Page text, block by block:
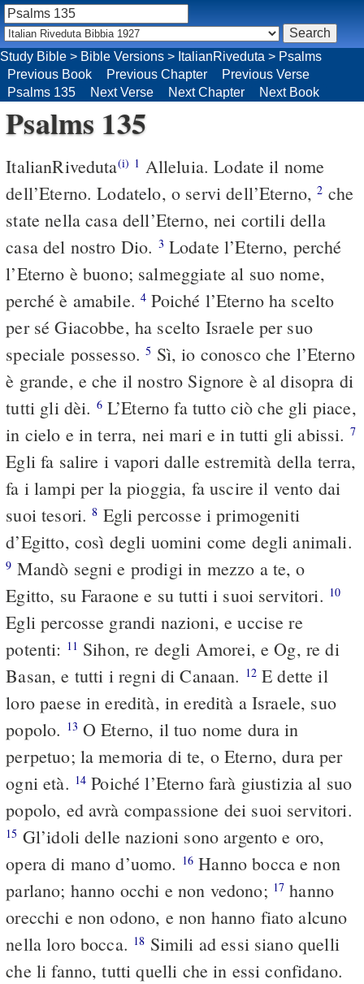
Study Bible > Bible Versions > ItalianRiveduta > Psalms
Previous Book
Previous Chapter
Previous Verse
Psalms 135
Next Verse Next Chapter Next Book
Psalms 135
ItalianRiveduta(i) 1 Alleluia. Lodate il nome
dell’Eterno. Lodatelo, o servi dell’Eterno,2 che
state nella casa dell’Eterno, nei cortili della
casa del nostro Dio. 3 Lodate l’Eterno, perché
l’Eterno è buono; salmeggiate al suo nome,
perché è amabile.4 Poiché l’Eterno ha scelto
per sé Giacobbe, ha scelto Israele per suo
speciale possesso.5 Sì, io conosco che l’Eterno
è grande, e che il nostro Signore è al disopra di
tutti gli dèi. 6L’Eterno fa tutto ciò che gli piace,
in cielo e in terra, nei mari e in tutti gli abissi. 7
Egli fa salire i vapori dalle estremità della terra,
fa i lampi per la pioggia, fa uscire il vento dai
suoi tesori.8 Egli percosse i primogeniti
d’Egitto, così degli uomini come degli animali.
9 Mandò segni e prodigi in mezzo a te, o
Egitto, su Faraone e su tutti i suoi servitori. 10
Egli percosse grandi nazioni, e uccise re
potenti: 11 Sihon, re degli Amorei, e Og, re di
Basan, e tutti i regni di Canaan. 12 E dette il
loro paese in eredità, in eredità a Israele, suo
popolo. 13 O Eterno, il tuo nome dura in
perpetuo; la memoria di te, o Eterno, dura per
ogni età. 14 Poiché l’Eterno farà giustizia al suo
popolo, ed avrà compassione dei suoi servitori.
15 Gl’idoli delle nazioni sono argento e oro,
opera di mano d’uomo. 16 Hanno bocca e non
parlano; hanno occhi e non vedono; 17 hanno
orecchi e non odono, e non hanno fiato alcuno
nella loro bocca. 18 Simili ad essi siano quelli
che li fanno, tutti quelli che in essi confidano.